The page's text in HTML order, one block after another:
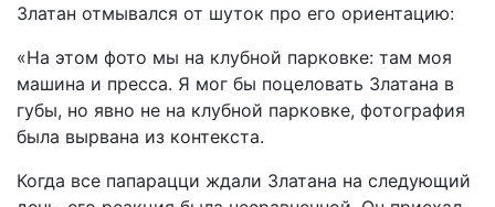
Златан отмывался от шуток про его ориентацию:
«На этом фото мы на клубной парковке: там моя
машина и пресса. Я мог бы поцеловать Златана в
губы, но явно не на клубной парковке, фотография
была вырвана из контекста.
Когда все папарацци ждали Златана на следующий